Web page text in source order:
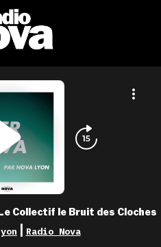
Collectif le Bruit des Cloches
Radio Nova